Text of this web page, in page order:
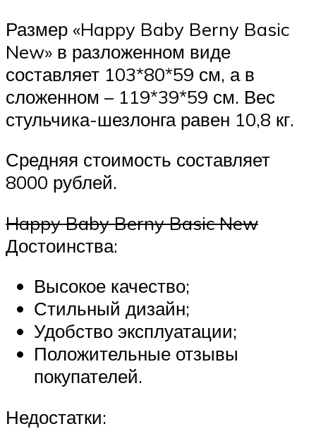
Размер «Happy Baby Berny Basic
New» в разложенном виде
составляет 103*80*59 см, а в
сложенном – 119*39*59 см. Вес
стульчика-шезлонга равен 10,8 кг.
Средняя стоимость составляет
8000 рублей.
Happy Baby Berny Basic New
Достоинства:
Высокое качество;
Стильный дизайн;
Удобство эксплуатации;
Положительные отзывы
покупателей.
Недостатки: